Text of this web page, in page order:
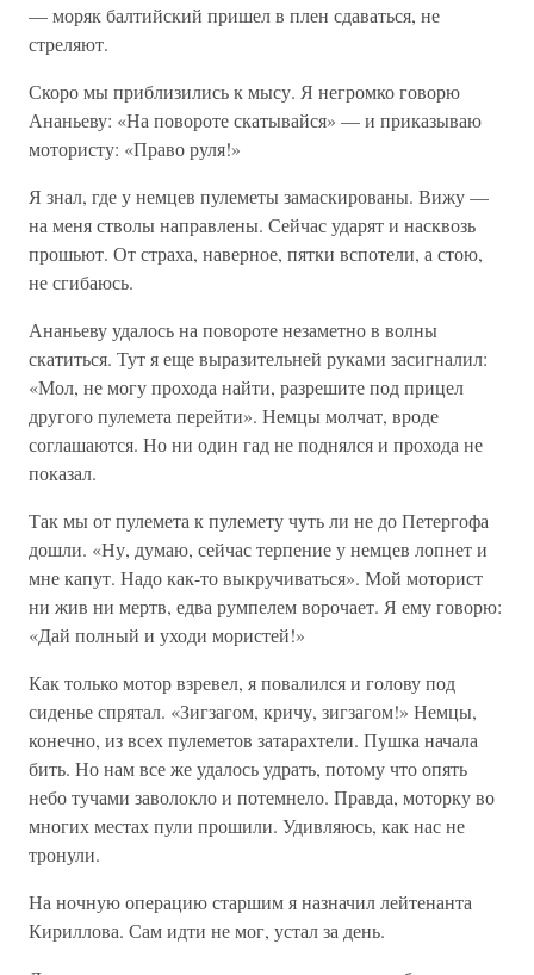
— моряк балтийский пришел в плен сдаваться, не
стреляют.
Скоро мы приблизились к мысу. Я негромко говорю
Ананьеву: «На повороте скатывайся» — и приказываю
мотористу: «Право руля!»
Я знал, где у немцев пулеметы замаскированы. Вижу —
на меня стволы направлены. Сейчас ударят и насквозь
прошьют. От страха, наверное, пятки вспотели, а стою,
не сгибаюсь.
Ананьеву удалось на повороте незаметно в волны
скатиться. Тут я еще выразительней руками засигналил:
«Мол, не могу прохода найти, разрешите под прицел
другого пулемета перейти». Немцы молчат, вроде
соглашаются. Но ни один гад не поднялся и прохода не
показал.
Так мы от пулемета к пулемету чуть ли не до Петергофа
дошли. «Ну, думаю, сейчас терпение у немцев лопнет и
мне капут. Надо как-то выкручиваться». Мой моторист
ни жив ни мертв, едва румпелем ворочает. Я ему говорю:
«Дай полный и уходи мористей!»
Как только мотор взревел, я повалился и голову под
сиденье спрятал. «Зигзагом, кричу, зигзагом!» Немцы,
конечно, из всех пулеметов затарахтели. Пушка начала
бить. Но нам все же удалось удрать, потому что опять
небо тучами заволокло и потемнело. Правда, моторку во
многих местах пули прошили. Удивляюсь, как нас не
тронули.
На ночную операцию старшим я назначил лейтенанта
Кириллова. Сам идти не мог, устал за день.